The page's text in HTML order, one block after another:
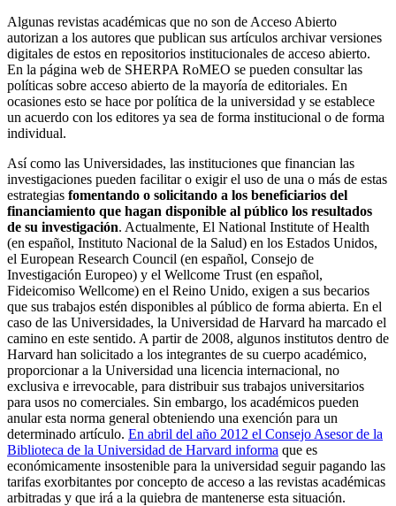
Algunas revistas académicas que no son de Acceso Abierto
autorizan a los autores que publican sus artículos archivar versiones
digitales de estos en repositorios institucionales de acceso abierto.
En la página web de SHERPA RoMEO se pueden consultar las
políticas sobre acceso abierto de la mayoría de editoriales. En
ocasiones esto se hace por política de la universidad y se establece
un acuerdo con los editores ya sea de forma institucional o de forma
individual.
Así como las Universidades, las instituciones que financian las
investigaciones pueden facilitar o exigir el uso de una o más de estas
estrategias fomentando o solicitando a los beneficiarios del
financiamiento que hagan disponible al público los resultados
de su investigación. Actualmente, El National Institute of Health
(en español, Instituto Nacional de la Salud) en los Estados Unidos,
el European Research Council (en español, Consejo de
Investigación Europeo) y el Wellcome Trust (en español,
Fideicomiso Wellcome) en el Reino Unido, exigen a sus becarios
que sus trabajos estén disponibles al público de forma abierta. En el
caso de las Universidades, la Universidad de Harvard ha marcado el
camino en este sentido. A partir de 2008, algunos institutos dentro de
Harvard han solicitado a los integrantes de su cuerpo académico,
proporcionar a la Universidad una licencia internacional, no
exclusiva e irrevocable, para distribuir sus trabajos universitarios
para usos no comerciales. Sin embargo, los académicos pueden
anular esta norma general obteniendo una exención para un
determinado artículo. En abril del año 2012 el Consejo Asesor de la
Biblioteca de la Universidad de Harvard informa que es
económicamente insostenible para la universidad seguir pagando las
tarifas exorbitantes por concepto de acceso a las revistas académicas
arbitradas y que irá a la quiebra de mantenerse esta situación.